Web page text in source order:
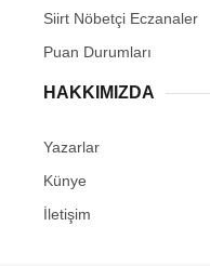
Siirt Nöbetçi Eczanaler
Puan Durumları
HAKKIMIZDA
Yazarlar
Künye
İletişim